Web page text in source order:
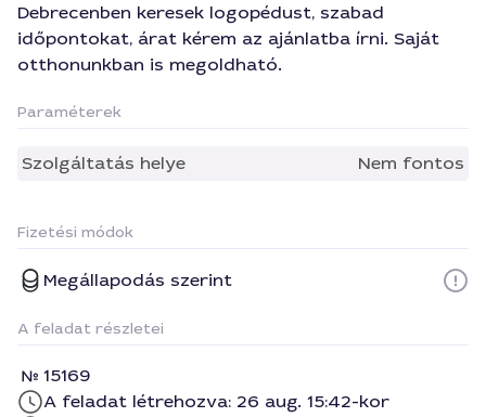
Debrecenben keresek logopédust, szabad
időpontokat, árat kérem az ajánlatba írni. Saját
otthonunkban is megoldható.
Paraméterek
Szolgáltatás helye Nem fontos
Fizetési módok
Megállapodás szerint
A feladat részletei
15169
A feladat létrehozva: 26 aug. 15:42-kor